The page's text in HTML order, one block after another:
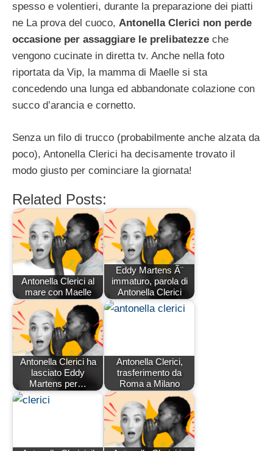
spesso e volentieri, durante la preparazione dei piatti
ne La prova del cuoco, Antonella Clerici non perde
occasione per assaggiare le prelibatezze che
vengono cucinate in diretta tv. Anche nella foto
riportata da Vip, la mamma di Maelle si sta
concedendo una lunga ed abbandonate colazione con
succo d’arancia e cornetto.
Senza un filo di trucco (probabilmente anche alzata da
poco), Antonella Clerici ha decisamente trovato il
modo giusto per cominciare la giornata!
Related Posts:
Antonella Clerici al
mare con Maelle
Eddy Martens Ã¨
immaturo, parola di
Antonella Clerici
Antonella Clerici ha
lasciato Eddy
Martens per…
Antonella Clerici,
trasferimento da
Roma a Milano